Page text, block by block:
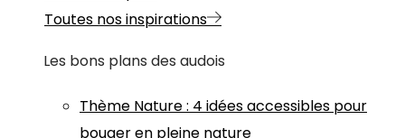
Toutes nos inspirations
Les bons plans des audois
Thème Nature: 4 idées accessibles pour
bouger en pleine nature